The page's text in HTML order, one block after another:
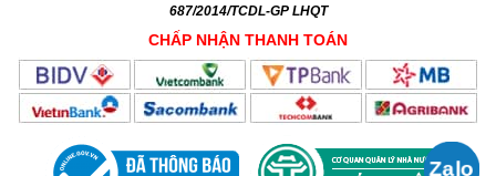
km (theo đường tỉnh lộ 334 qua cầu
Vân Đồn và bến phà Tài Xá). Tuyến
đảo Vân Hải, nằm ở rìa phía Đông
Nam của huyện, gồm các đảo lớn
như: Trà Bàn, Cao Lô, Quan Lạn,
Đông Chén, Thẻ Vàng, Ngọc Vừng,
nhỏ khác, thành bức bình phong che
chắn ngoài khơi vịnh Bái Tử Long.
687/2014/TCDL-GP LHQT
CHẤP NHẬN THANH TOÁN